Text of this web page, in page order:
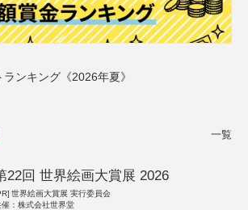
ンキング《2026年夏》
一覧
22回 世界絵画大賞展 2026
世界絵画大賞展 実行委員会
催：株式会社世界堂